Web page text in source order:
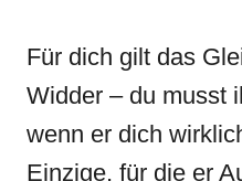
Für dich gilt das
Widder – du musst
wenn er dich
Einzige, für die er